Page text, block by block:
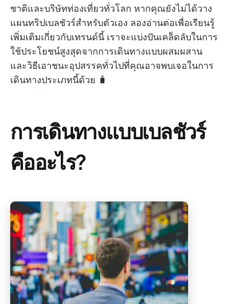
ชาติและบริษัทท่องเที่ยวทั่วโลก หากคุณยังไม่ได้วาง
แผนทริปเบลชัวร์สำหรับตัวเอง ลองอ่านต่อเพื่อเรียนรู้
เพิ่มเติมเกี่ยวกับเทรนด์นี้ เราจะแบ่งปันเคล็ดลับในการ
ใช้ประโยชน์สูงสุดจากการเดินทางแบบผสมผสาน
และวิธีเอาชนะอุปสรรคทั่วไปที่คุณอาจพบเจอในการ
เดินทางประเภทนี้ด้วย 🧳
การเดินทางแบบเบลชัวร์
คืออะไร?